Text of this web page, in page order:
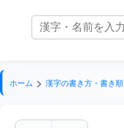
ホーム 漢字の書き方・書き順